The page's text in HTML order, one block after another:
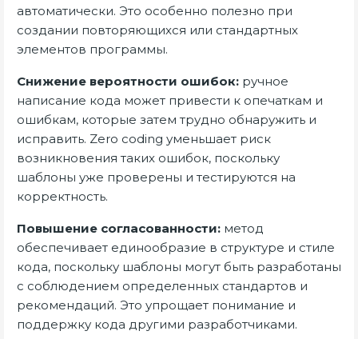
автоматически. Это особенно полезно при
создании повторяющихся или стандартных
элементов программы.
Снижение вероятности ошибок: ручное
написание кода может привести к опечаткам и
ошибкам, которые затем трудно обнаружить и
исправить. Zero coding уменьшает риск
возникновения таких ошибок, поскольку
шаблоны уже проверены и тестируются на
корректность.
Повышение согласованности: метод
обеспечивает единообразие в структуре и стиле
кода, поскольку шаблоны могут быть разработаны
с соблюдением определенных стандартов и
рекомендаций. Это упрощает понимание и
поддержку кода другими разработчиками.